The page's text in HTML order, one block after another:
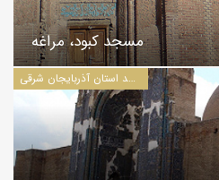
مسجد کبود، مراغه
مساجد استان آذربايجان شرقی